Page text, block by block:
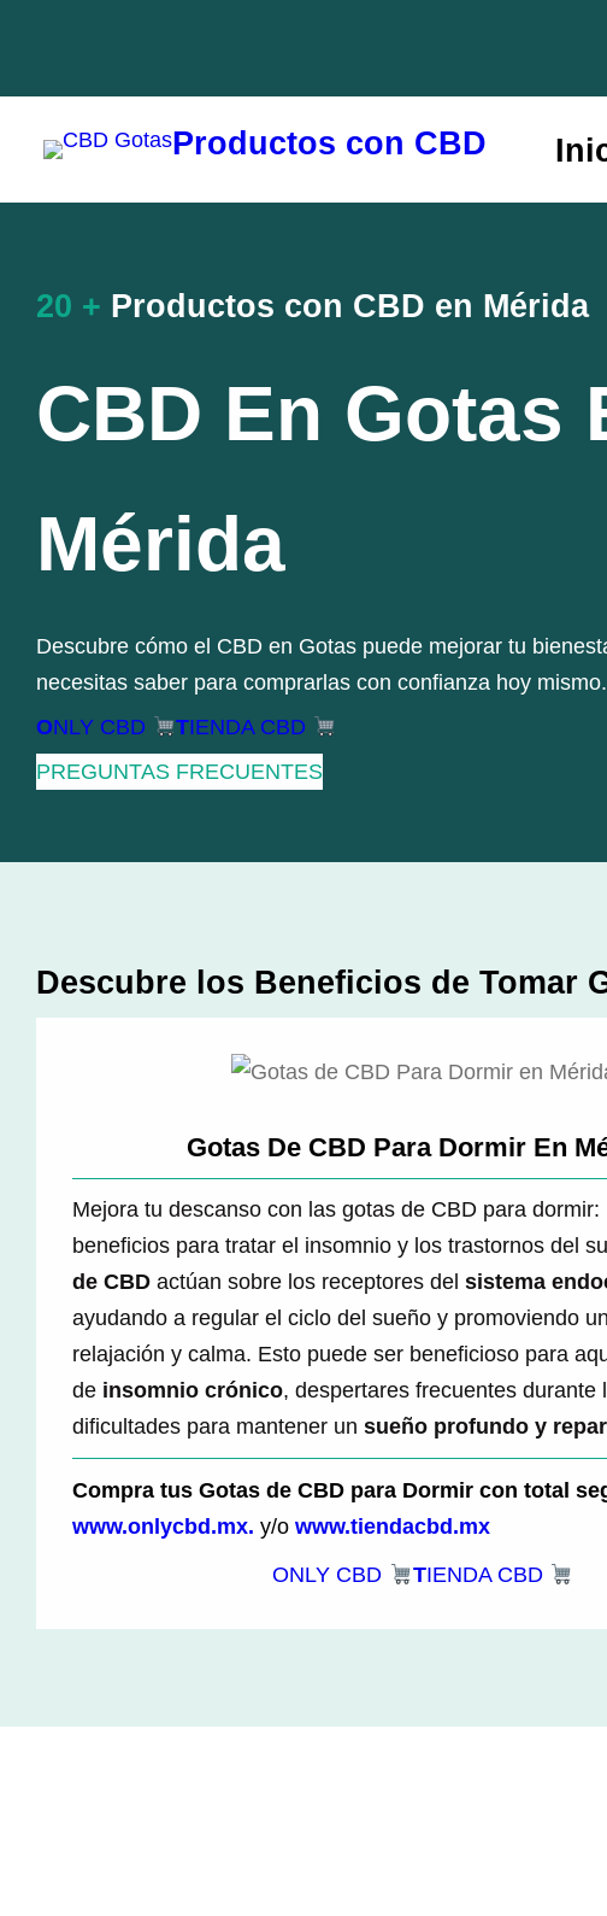
Productos con CBD
20 + Productos con CBD en Mérida
CBD En Gotas
Mérida
Descubre cómo el CBD en Gotas puede mejorar tu
necesitas saber para comprarlas con confianza hoy mismo.
ONLY CBD TIENDA CBD
PREGUNTAS FRECUENTES
Descubre los Beneficios de Tomar
Gotas De CBD Para Dormir En
Mejora tu descanso con las gotas de CBD para
beneficios para tratar el insomnio y los trastornos del
de CBD actúan sobre los receptores del sistema
ayudando a regular el ciclo del sueño y promoviendo
relajación y calma. Esto puede ser beneficioso para
de insomnio crónico, despertares frecuentes durante
dificultades para mantener un sueño profundo y
Compra tus Gotas de CBD para Dormir con total
www.onlycbd.mx. y/o www.tiendacbd.mx
ONLY CBD
TIENDA CBD